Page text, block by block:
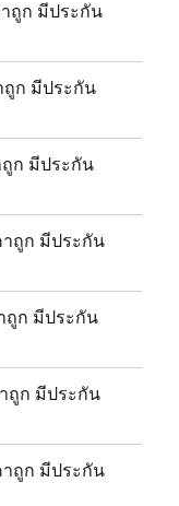
ถูก มีประกัน
ถูก มีประกัน
ก มีประกัน
ถูก มีประกัน
ถูก มีประกัน
ถูก มีประกัน
ถูก มีประกัน